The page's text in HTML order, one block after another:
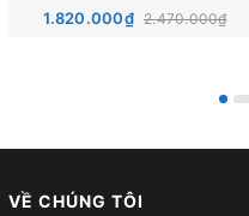
1.820.000₫ 2.470.000₫
VỀ CHÚNG TÔI